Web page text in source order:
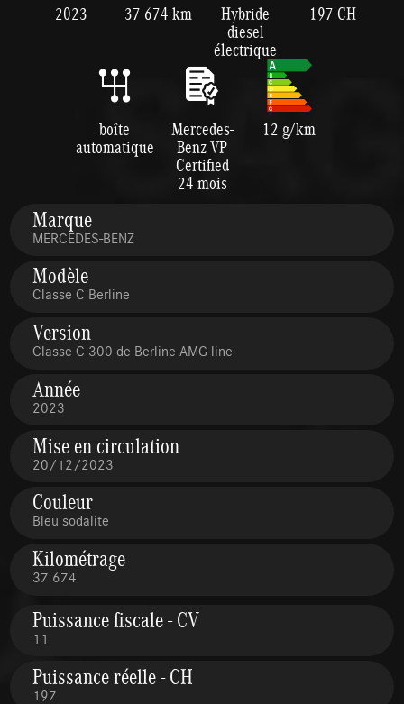
2023 37 674 km Hybride
diesel
électrique
197 CH
boîte
automatique
Mercedes-
Benz VP
Certified
24 mois
12 g/km
Marque
MERCEDES-BENZ
Modèle
Classe C Berline
Version
Classe C 300 de Berline AMG line
Année
2023
Mise en circulation
20/12/2023
Couleur
Bleu sodalite
Kilométrage
37 674
Puissance fiscale - CV
11
Puissance réelle - CH
197